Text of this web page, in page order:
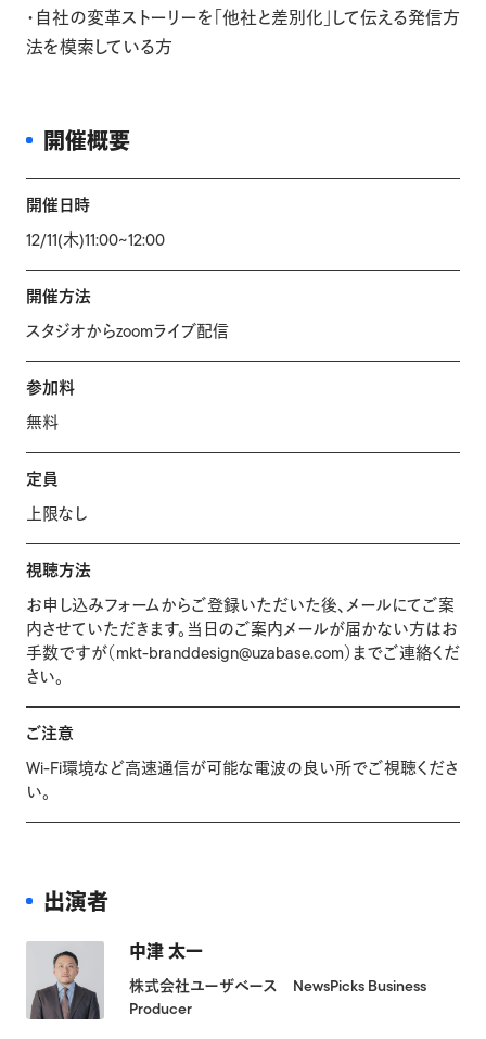
・自社の変革ストーリーを「他社と差別化」して伝える発信方
法を模索している方
開催概要
開催日時
12/11(木)11:00~12:00
開催方法
スタジオからzoomライブ配信
参加料
無料
定員
上限なし
視聴方法
お申し込みフォームからご登録いただいた後、メールにてご案
内させていただきます。当日のご案内メールが届かない方はお
手数ですが（mkt-branddesign@uzabase.com）までご連絡くだ
さい。
ご注意
Wi-Fi環境など高速通信が可能な電波の良い所でご視聴くださ
い。
出演者
中津 太一
株式会社ユーザベース NewsPicks Business
Producer